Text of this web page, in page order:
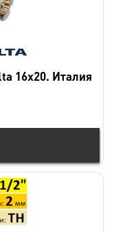
16x20. Италия